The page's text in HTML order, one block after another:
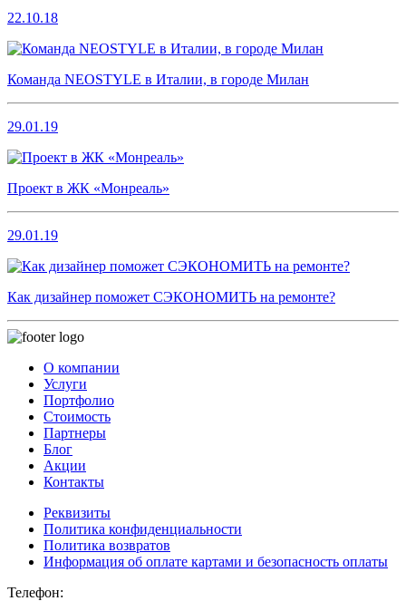
22.10.18
Команда NEOSTYLE в Италии, в городе Милан
29.01.19
Проект в ЖК «Монреаль»
29.01.19
Как дизайнер поможет СЭКОНОМИТЬ на ремонте?
О компании
Услуги
Портфолио
Стоимость
Партнеры
Блог
Акции
Контакты
Реквизиты
Политика конфиденциальности
Политика возвратов
Информация об оплате картами и безопасность оплаты
Телефон: